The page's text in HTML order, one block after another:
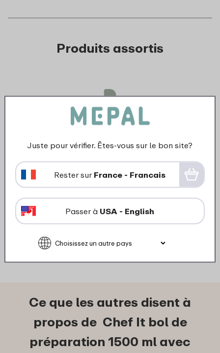
Produits assortis
Nordic sage
549
Regarder
›
Ce que les autres disent à
propos de Chef It bol de
préparation 1500 ml avec
Juste pour vérifier. Êtes-vous sur le bon site?
Rester sur France - Francais
Passer à USA - English